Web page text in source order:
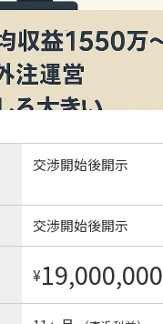
交渉開始後開示
交渉開始後開示
¥19,000,000